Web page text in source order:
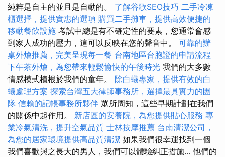
純粹是自主的並且是自動的。 了解谷歌SEO技巧 二手冷凍
櫃選擇，提供實惠的選項 購買二手攤車，提供高效便捷的
移動餐飲設施 考試中總是有不確定性的要素，您通常會感
到家人成功的壓力，這可以反映在您的聲音中。 可靠的辦
桌外燴推薦，完美呈現每一餐 台南地區台胞證的申請流程
下午茶外燴，為您帶來輕鬆愉快的午後時光 我們的大多數
情感模式植根於我們的童年。 除白蟻專家，提供有效的白
蟻處理方案 探索台灣五大律師事務所，選擇最具實力的團
隊 信賴的記帳事務所夥伴 眾所周知，這些早期計劃在我們
的關係中起作用。 新店區的安養院，為您提供貼心服務 專
業冷氣清洗，提升空氣品質 士林按摩推薦 台南清潔公司，
為您的居家環境提供高品質清潔 如果我們很幸運找到一個
我們喜歡與之長大的男人，我們可以體驗糾正措施... 他們的